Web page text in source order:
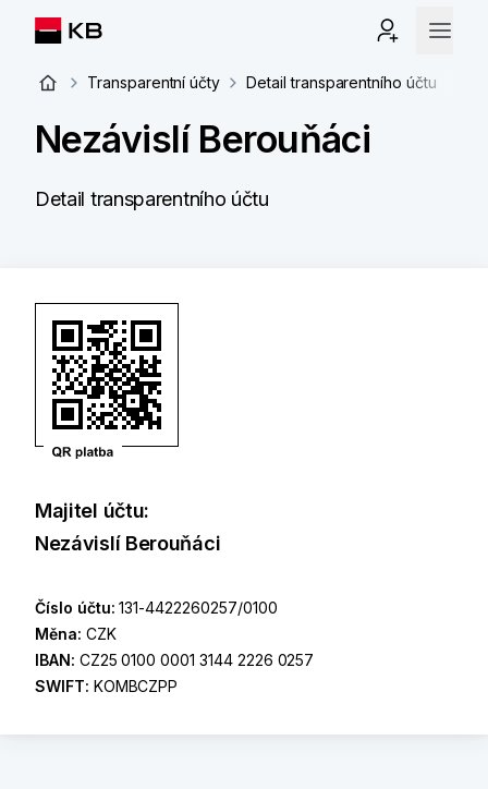
Transparentní účty Detail transparentního účtu
Nezávislí Berouňáci
Detail transparentního účtu
Majitel účtu:
Nezávislí Berouňáci
Číslo účtu:131-4422260257/0100
Měna: CZK
IBAN: CZ25 0100 0001 3144 2226 0257
SWIFT: KOMBCZPP